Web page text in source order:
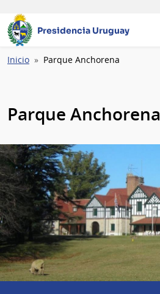
Presidencia Uruguay
Ruta
Inicio Parque Anchorena
Parque Anchorena